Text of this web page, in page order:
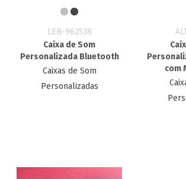
LEB-962538
Caixa de Som
Personalizada Bluetooth
Caixas de Som
Personalizadas
com